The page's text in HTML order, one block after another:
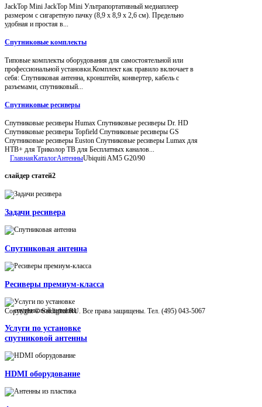
JackTop Mini JackTop Mini Ультрапортативный медиаплеер
размером с сигаретную пачку (8,9 x 8,9 x 2,6 см). Предельно
удобная и простая в...
Спутниковые комплекты
Типовые комплекты оборудования для самостоятельной или
профессиональной установки.Комплект как правило включает в
себя: Спутниковая антенна, кронштейн, конвертер, кабель с
разъемами, спутниковый...
Спутниковые ресиверы
Спутниковые ресиверы Humax Спутниковые ресиверы Dr. HD
Спутниковые ресиверы Topfield Спутниковые ресиверы GS
Спутниковые ресиверы Euston Спутниковые ресиверы Lumax для
НТВ+ для Триколор ТВ для Бесплатных каналов...
ГлавнаяКаталогАнтенныUbiquiti AM5 G20/90
слайдер статей2
Задачи ресивера
Спутниковая антенна
Ресиверы премиум-класса
Услуги по установке
спутниковой антенны
HDMI оборудование
Copyright © Satdigital.RU. Все права защищены. Тел. (495) 043-5067